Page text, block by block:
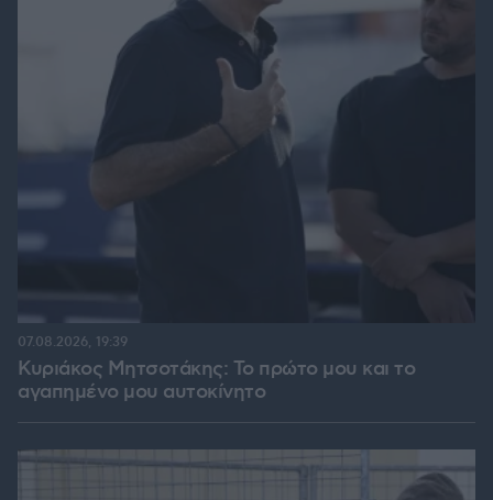
Κυριάκος Μητσοτάκης: Το πρώτο μου και το
αγαπημένο μου αυτοκίνητο
07.08.2026, 19:39